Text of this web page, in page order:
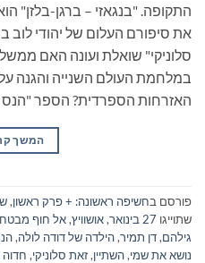
התקופה. "בנגאזי – ברגן-בלזן"
את סיפורם העלום של יהודי
סלוניקי" שואלת ועונה האם
במלחמת העולם השנייה והגנה על
האזרחות הספרדית? הספר "הנס
המשך
פורסם בחשיפה ראשונה: + פרק ראשון,
שתוייגו 27 בינואר ,אושוויץ,אל חוף
גילהם,דן תמיר,הילדה של דודה לולה,
נושא את שמי,השתיין,זאת סלוניקי,